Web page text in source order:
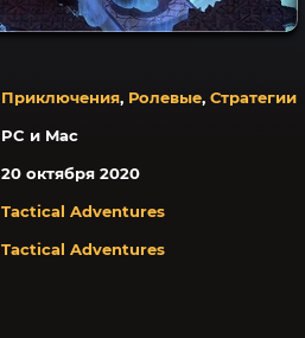
Приключения, Ролевые, Стратегии
PC и Mac
20 октября 2020
Tactical Adventures
Tactical Adventures